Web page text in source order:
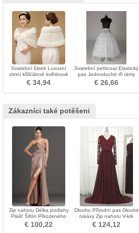
Svatební šátek Luxusní
zimní křišťálové květinové
borovice
€ 34,94
Svatební petticoat Elastický
pas Jednoduché tři rámy
Perimeter Lace trim
€ 26,66
Zákazníci také potěšeni
Zip nahoru Délka podlahy
Plášť Šifón Přirozeného
pasu Večerní šaty
€ 100,22
Dlouho Přírodní pas Dlouhé
rukávy Zip nahoru V-krk
Večerní šaty
€ 124,12